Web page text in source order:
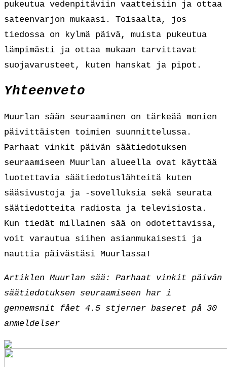
pukeutua vedenpitäviin vaatteisiin ja ottaa
sateenvarjon mukaasi. Toisaalta, jos
tiedossa on kylmä päivä, muista pukeutua
lämpimästi ja ottaa mukaan tarvittavat
suojavarusteet, kuten hanskat ja pipot.
Yhteenveto
Muurlan sään seuraaminen on tärkeää monien
päivittäisten toimien suunnittelussa.
Parhaat vinkit päivän säätiedotuksen
seuraamiseen Muurlan alueella ovat käyttää
luotettavia säätiedotuslähteitä kuten
sääsivustoja ja -sovelluksia sekä seurata
säätiedotteita radiosta ja televisiosta.
Kun tiedät millainen sää on odotettavissa,
voit varautua siihen asianmukaisesti ja
nauttia päivästäsi Muurlassa!
Artiklen Muurlan sää: Parhaat vinkit päivän
säätiedotuksen seuraamiseen har i
gennemsnit fået 4.5 stjerner baseret på 30
anmeldelser